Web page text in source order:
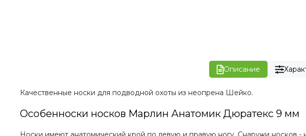
Описание
Качественные носки для подводной охоты из неопрена Шейко.
Особенноски носков Марлин Анатомик Дюратекс 9 мм